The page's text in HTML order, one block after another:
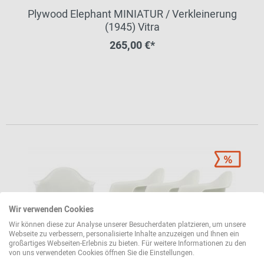
Plywood Elephant MINIATUR / Verkleinerung
(1945) Vitra
265,00 €*
Wir verwenden Cookies
Wir können diese zur Analyse unserer Besucherdaten platzieren, um unsere
Webseite zu verbessern, personalisierte Inhalte anzuzeigen und Ihnen ein
großartiges Webseiten-Erlebnis zu bieten. Für weitere Informationen zu den
von uns verwendeten Cookies öffnen Sie die Einstellungen.